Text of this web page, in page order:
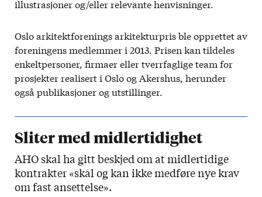
illustrasjoner og/eller relevante henvisninger.
Oslo arkitektforenings arkitekturpris ble opprettet av
foreningens medlemmer i 2013. Prisen kan tildeles
enkeltpersoner, firmaer eller tverrfaglige team for
prosjekter realisert i Oslo og Akershus, herunder
også publikasjoner og utstillinger.
Sliter med midlertidighet
AHO skal ha gitt beskjed om at midlertidige
kontrakter «skal og kan ikke medføre nye krav
om fast ansettelse».